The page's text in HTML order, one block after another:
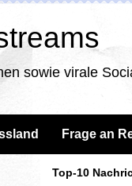
sowie virale
Frage an
Top-10